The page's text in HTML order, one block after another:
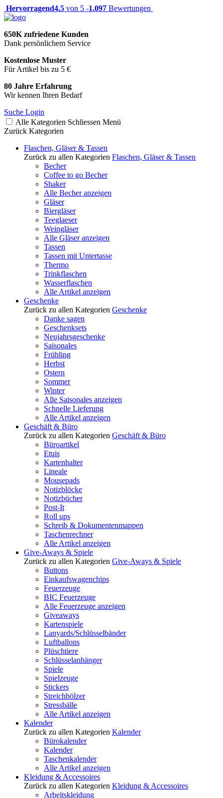
Hervorragend4.5 von 5 -1.097 Bewertungen
650K zufriedene Kunden
Dank persönlichem Service
Kostenlose Muster
Für Artikel bis zu 5 €
80 Jahre Erfahrung
Wir kennen Ihren Bedarf
Suche Login
Alle Kategorien Schliessen Menü
Zurück Kategorien
Flaschen, Gläser & Tassen
Zurück zu allen Kategorien Flaschen, Gläser & Tassen
Becher
Coffee to go Becher
Shaker
Alle Becher anzeigen
Gläser
Biergläser
Teeglaeser
Weingläser
Alle Gläser anzeigen
Tassen
Tassen mit Untertasse
Thermo
Trinkflaschen
Wasserflaschen
Alle Artikel anzeigen
Geschenke
Zurück zu allen Kategorien Geschenke
Danke sagen
Geschenksets
Neujahrsgeschenke
Saisonales
Frühling
Herbst
Ostern
Sommer
Winter
Alle Saisonales anzeigen
Schnelle Lieferung
Alle Artikel anzeigen
Geschäft & Büro
Zurück zu allen Kategorien Geschäft & Büro
Büroartikel
Etuis
Kartenhalter
Lineale
Mousepads
Notizblöcke
Notizbücher
Post-It
Roll ups
Schreib & Dokumentenmappen
Taschenrechner
Alle Artikel anzeigen
Give-Aways & Spiele
Zurück zu allen Kategorien Give-Aways & Spiele
Buttons
Einkaufswagenchips
Feuerzeuge
BIC Feuerzeuge
Alle Feuerzeuge anzeigen
Giveaways
Kartenspiele
Lanyards/Schlüsselbänder
Luftballons
Plüschtiere
Schlüsselanhänger
Spiele
Spielzeuge
Stickers
Streichhölzer
Stressbälle
Alle Artikel anzeigen
Kalender
Zurück zu allen Kategorien Kalender
Bürokalender
Kalender
Taschenkalender
Alle Artikel anzeigen
Kleidung & Accessoires
Zurück zu allen Kategorien Kleidung & Accessoires
Arbeitskleidung